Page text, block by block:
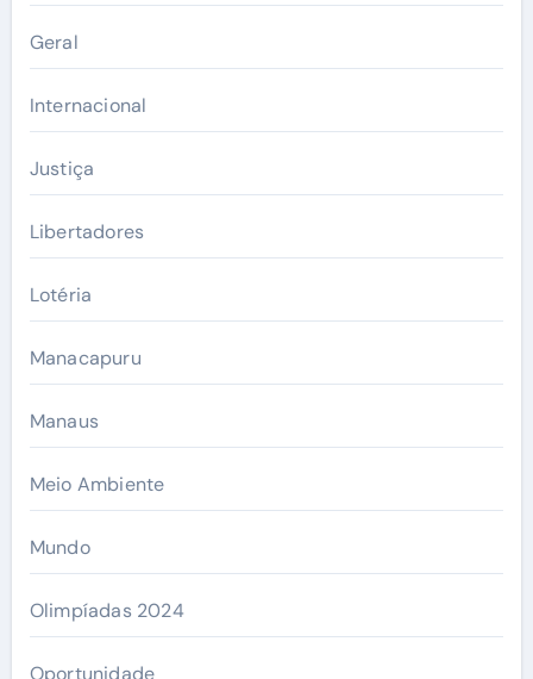
Geral
Internacional
Justiça
Libertadores
Lotéria
Manacapuru
Manaus
Meio Ambiente
Mundo
Olimpíadas 2024
Oportunidade